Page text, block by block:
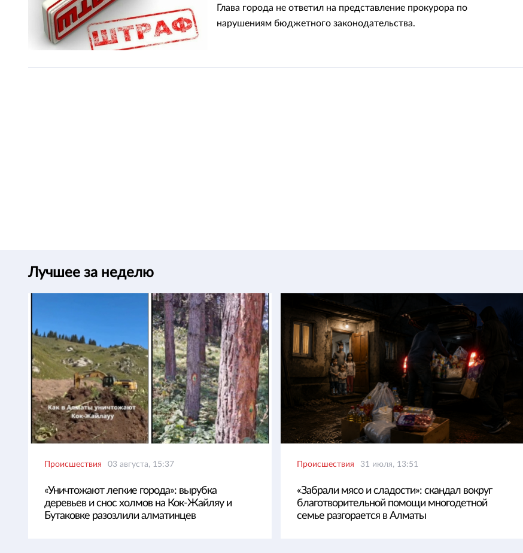
Глава города не ответил на представление прокурора по
нарушениям бюджетного законодательства.
Лучшее за неделю
Происшествия 03 августа, 15:37
«Уничтожают легкие города»: вырубка
деревьев и снос холмов на Кок-Жайляу и
Бутаковке разозлили алматинцев
Происшествия 31 июля, 13:51
«Забрали мясо и сладости»: скандал вокруг
благотворительной помощи многодетной
семье разгорается в Алматы